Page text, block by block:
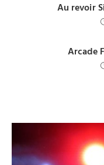
Au revoir
Arcade